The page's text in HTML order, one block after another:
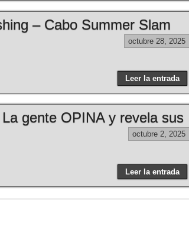
– Cabo Summer Slam
octubre 28, 2025
Leer la entrada
gente OPINA y revela sus
octubre 2, 2025
Leer la entrada